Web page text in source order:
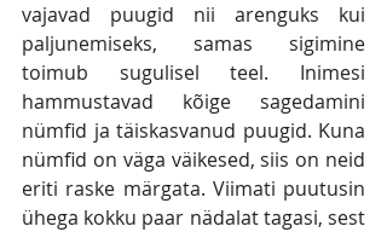
vajavad puugid nii arenguks kui
paljunemiseks, samas sigimine
toimub sugulisel teel. Inimesi
hammustavad kõige sagedamini
nümfid ja täiskasvanud puugid. Kuna
nümfid on väga väikesed, siis on neid
eriti raske märgata. Viimati puutusin
ühega kokku paar nädalat tagasi, sest